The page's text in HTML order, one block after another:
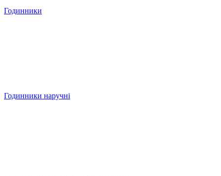
Годинники
Годинники наручні